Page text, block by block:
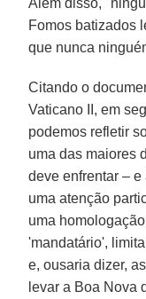
Fomos batizados
que nunca
Citando o
Vaticano II, em
podemos refletir
uma das maiores
deve enfrentar –
uma atenção
uma
'mandatário',
e, ousaria dizer,
levar a Boa Nova